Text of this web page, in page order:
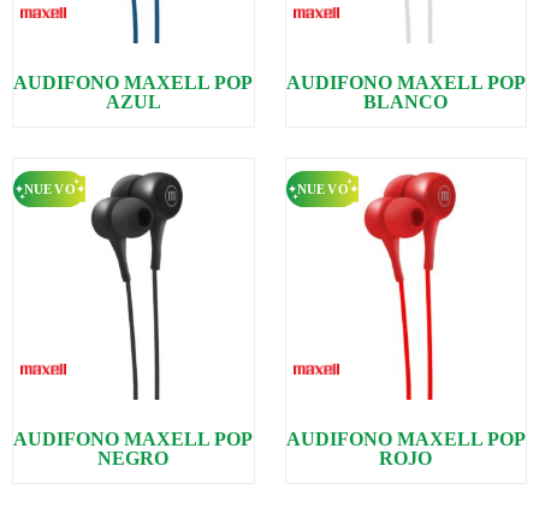
AUDIFONO MAXELL POP
AZUL
AUDIFONO MAXELL POP
BLANCO
AUDIFONO MAXELL POP
NEGRO
AUDIFONO MAXELL POP
ROJO